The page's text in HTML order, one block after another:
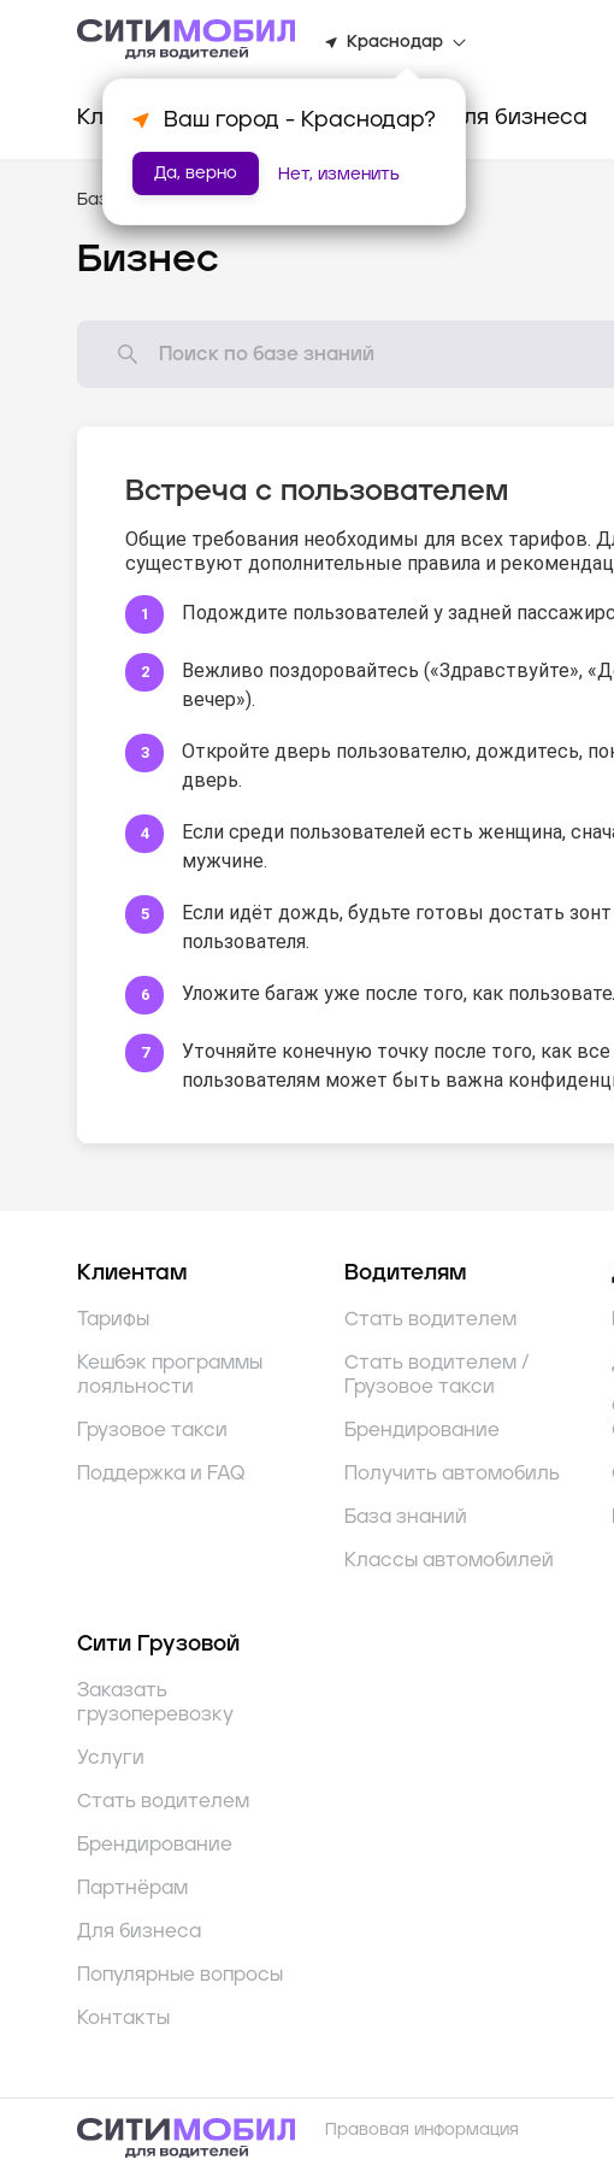
Краснодар
Ваш город - Краснодар?
Да, верно Нет, изменить
Клиентам Водителям Для бизнеса
База знаний /Стандарты оказания услуг
Бизнес
Встреча с пользователем
Общие требования необходимы для всех тарифов.
существуют дополнительные правила и
Подождите пользователей у задней
Вежливо поздоровайтесь («Здравствуйте»,
вечер»).
Откройте дверь пользователю, дождитесь,
дверь.
Если среди пользователей есть женщина,
мужчине.
Если идёт дождь, будьте готовы достать
пользователя.
Уложите багаж уже после того, как
Уточняйте конечную точку после того, как
пользователям может быть важна
Клиентам
Тарифы
Кешбэк программы
лояльности
Грузовое такси
Поддержка и FAQ
Водителям
Стать водителем
Стать водителем /
Грузовое такси
Брендирование
Получить автомобиль
База знаний
Классы автомобилей
Сити Грузовой
Заказать
грузоперевозку
Услуги
Стать водителем
Брендирование
Партнёрам
Для бизнеса
Популярные вопросы
Контакты
Правовая информация